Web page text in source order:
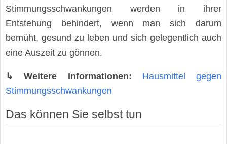
Stimmungsschwankungen werden in ihrer
Entstehung behindert, wenn man sich darum
bemüht, gesund zu leben und sich gelegentlich auch
eine Auszeit zu gönnen.
↳ Weitere Informationen:
Hausmittel gegen
Stimmungsschwankungen
Das können Sie selbst tun